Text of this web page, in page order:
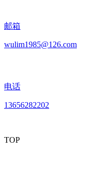
邮箱
wulim1985@126.com
电话
13656282202
TOP